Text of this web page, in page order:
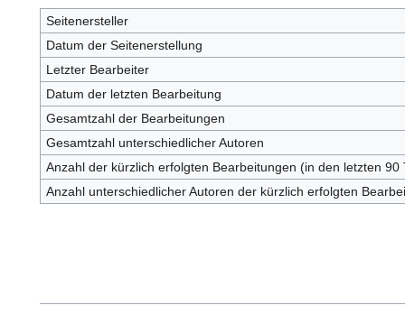
Seitenersteller
Datum der Seitenerstellung
Letzter Bearbeiter
Datum der letzten Bearbeitung
Gesamtzahl der Bearbeitungen
Gesamtzahl unterschiedlicher Autoren
Anzahl der kürzlich erfolgten Bearbeitungen (in den letzten 90
Anzahl unterschiedlicher Autoren der kürzlich erfolgten